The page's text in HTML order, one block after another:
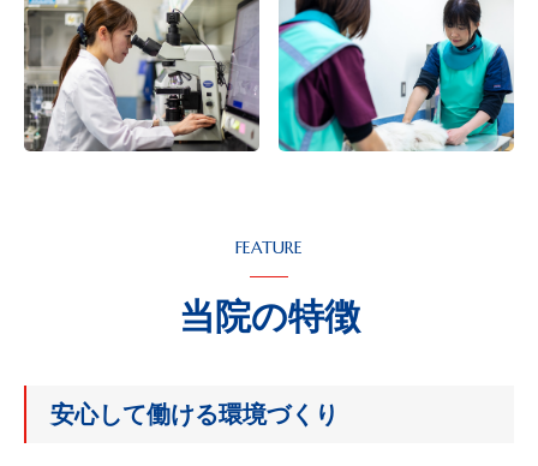
FEATURE
当院の特徴
安心して働ける環境づくり